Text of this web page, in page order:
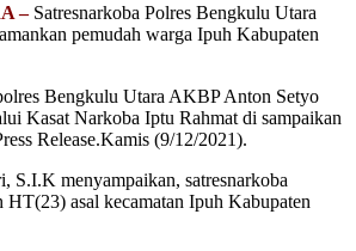
–Satresnarkoba Polres Bengkulu Utara
pemudah warga Ipuh Kabupaten
Bengkulu Utara AKBP Anton Setyo
Kasat Narkoba Iptu Rahmat di sampaikan
Release.Kamis (9/12/2021).
S.I.K menyampaikan, satresnarkoba
HT(23) asal kecamatan Ipuh Kabupaten